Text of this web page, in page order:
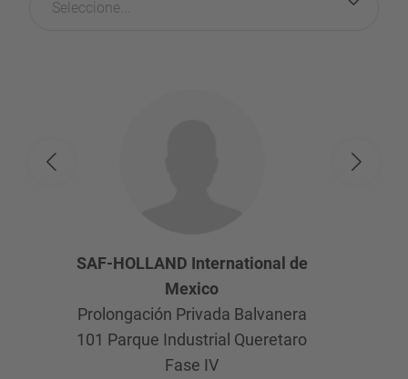
Seleccione...
SAF-HOLLAND International de
Mexico
Prolongación Privada Balvanera
101 Parque Industrial Queretaro
Fase IV